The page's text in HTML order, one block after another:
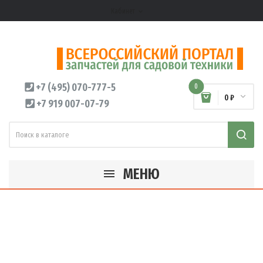
+7 (495) 070-777-5
+7 919 007-07-79
0
0 ₽
МЕНЮ